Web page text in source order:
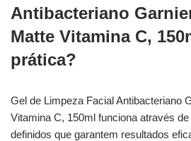
Antibacteriano
Matte Vitamina C,
prática?
Gel de Limpeza Facial Antibacteriano
Vitamina C, 150ml funciona através
definidos que garantem resultados